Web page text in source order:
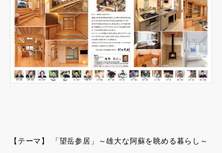
【テーマ】 「望岳参居」～雄大な阿蘇を眺める暮らし～